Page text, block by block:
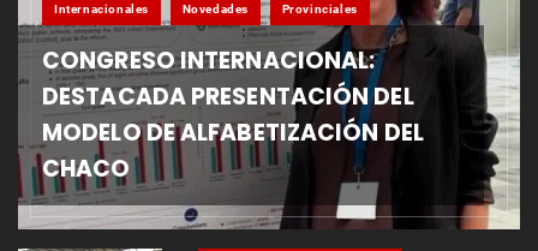
Internacionales Novedades Provinciales
CONGRESO INTERNACIONAL:
DESTACADA PRESENTACIÓN DEL
MODELO DE ALFABETIZACIÓN DEL
CHACO